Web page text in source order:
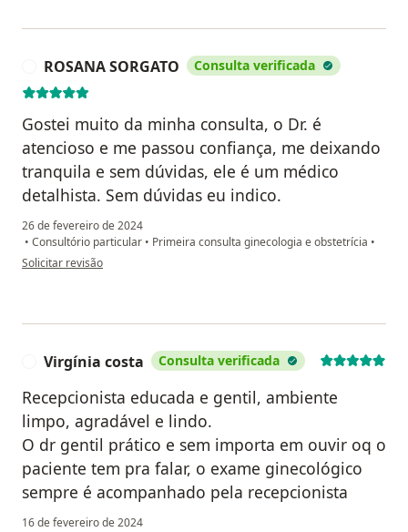
ROSANA SORGATO Consulta verificada
Gostei muito da minha consulta, o Dr. é
atencioso e me passou confiança, me deixando
tranquila e sem dúvidas, ele é um médico
detalhista. Sem dúvidas eu indico.
26 de fevereiro de 2024
• Consultório particular • Primeira consulta ginecologia e obstetrícia •
na opinião do utilizador ROSANA SORGATO
Solicitar revisão
Virgínia costa Consulta verificada
Recepcionista educada e gentil, ambiente
limpo, agradável e lindo.
O dr gentil prático e sem importa em ouvir oq o
paciente tem pra falar, o exame ginecológico
sempre é acompanhado pela recepcionista
16 de fevereiro de 2024